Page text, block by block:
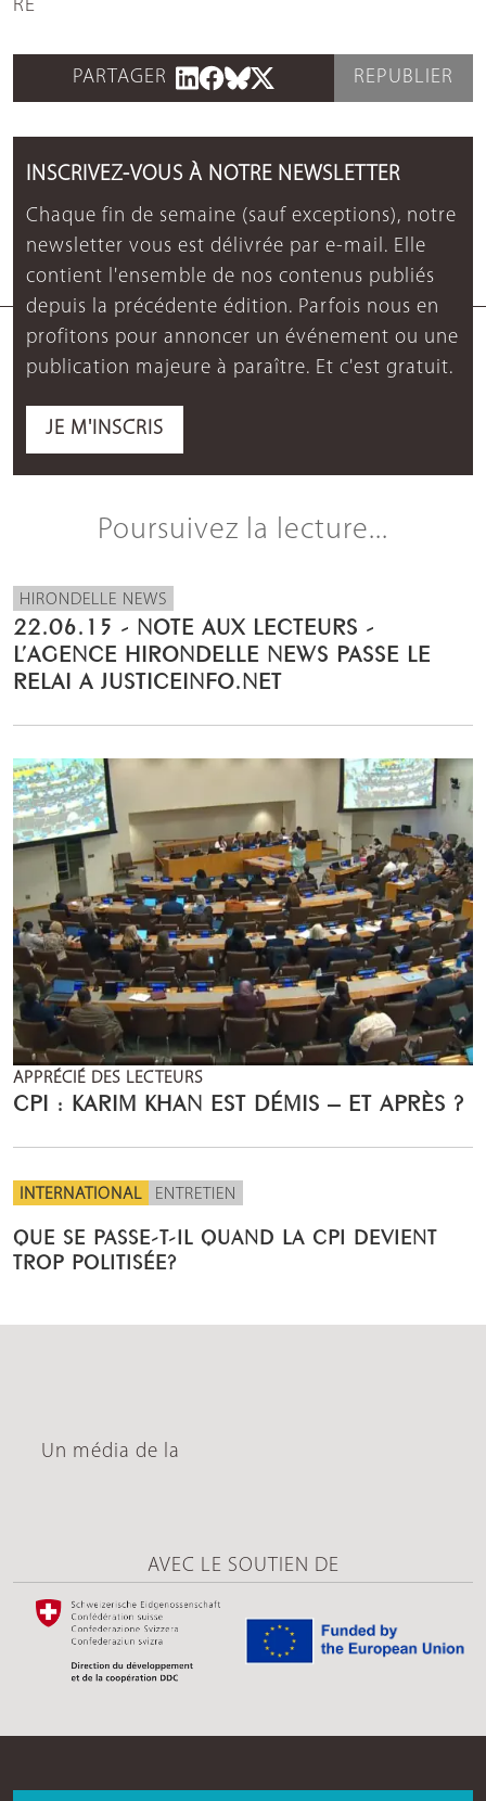
RE
PARTAGER REPUBLIER
INSCRIVEZ-VOUS À NOTRE NEWSLETTER
Chaque fin de semaine (sauf exceptions), notre
newsletter vous est délivrée par e-mail. Elle
contient l'ensemble de nos contenus publiés
depuis la précédente édition. Parfois nous en
profitons pour annoncer un événement ou une
publication majeure à paraître. Et c'est gratuit.
JE M'INSCRIS
Poursuivez la lecture...
HIRONDELLE NEWS
22.06.15 - NOTE AUX LECTEURS -
L’AGENCE HIRONDELLE NEWS PASSE LE
RELAI A JUSTICEINFO.NET
APPRÉCIÉ DES LECTEURS
CPI : KARIM KHAN EST DÉMIS – ET APRÈS ?
INTERNATIONAL ENTRETIEN
QUE SE PASSE-T-IL QUAND LA CPI DEVIENT
TROP POLITISÉE?
Un média de la
AVEC LE SOUTIEN DE